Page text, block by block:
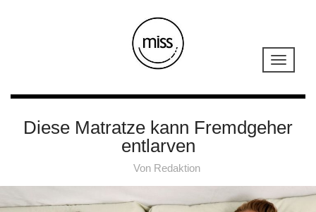
Diese Matratze kann Fremdgeher
entlarven
Von Redaktion